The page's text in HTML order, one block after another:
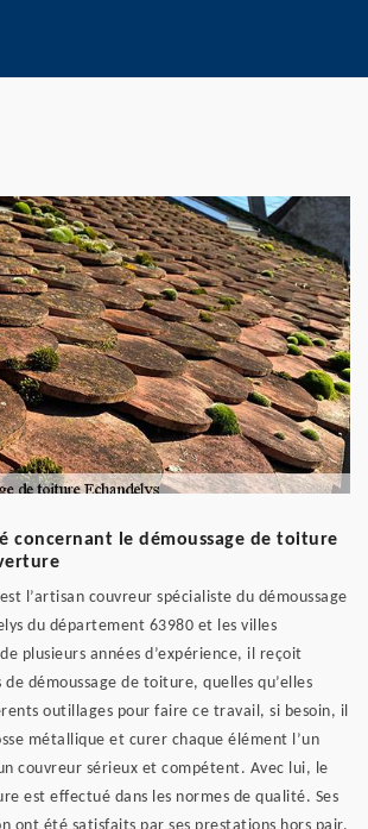
concernant le démoussage de toiture
l’artisan couvreur spécialiste du démoussage
du département 63980 et les villes
plusieurs années d’expérience, il reçoit
démoussage de toiture, quelles qu’elles
outillages pour faire ce travail, si besoin, il
métallique et curer chaque élément l’un
couvreur sérieux et compétent. Avec lui, le
est effectué dans les normes de qualité. Ses